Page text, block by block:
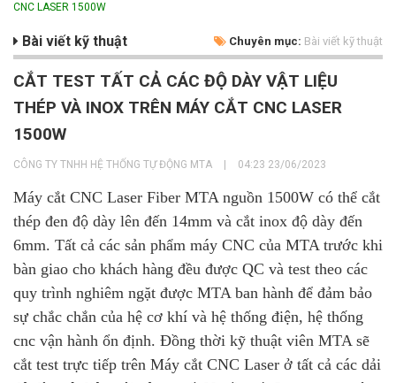
CNC LASER 1500W
Bài viết kỹ thuật Chuyên mục: Bài viết kỹ thuật
CẮT TEST TẤT CẢ CÁC ĐỘ DÀY VẬT LIỆU
THÉP VÀ INOX TRÊN MÁY CẮT CNC LASER
1500W
CÔNG TY TNHH HỆ THỐNG TỰ ĐỘNG MTA 04:23 23/06/2023
Máy cắt CNC Laser Fiber MTA nguồn 1500W có thể cắt
thép đen độ dày lên đến 14mm và cắt inox độ dày đến
6mm. Tất cả các sản phẩm máy CNC của MTA trước khi
bàn giao cho khách hàng đều được QC và test theo các
quy trình nghiêm ngặt được MTA ban hành để đảm bảo
sự chắc chắn của hệ cơ khí và hệ thống điện, hệ thống
cnc vận hành ổn định. Đồng thời kỹ thuật viên MTA sẽ
cắt test trực tiếp trên Máy cắt CNC Laser ở tất cả các dải